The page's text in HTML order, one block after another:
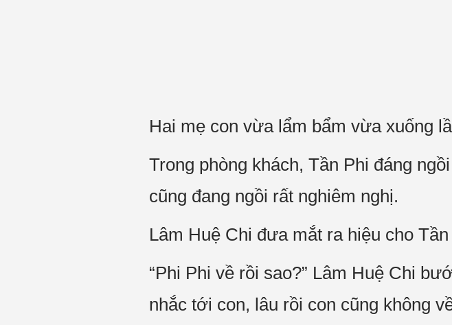
Hai mẹ con vừa lẩm bẩm vừa xuống
Trong phòng khách, Tần Phi đáng
cũng đang ngồi rất nghiêm nghị.
Lâm Huệ Chi đưa mắt ra hiệu cho
“Phi Phi về rồi sao?” Lâm Huệ Chi
nhắc tới con, lâu rồi con cũng không